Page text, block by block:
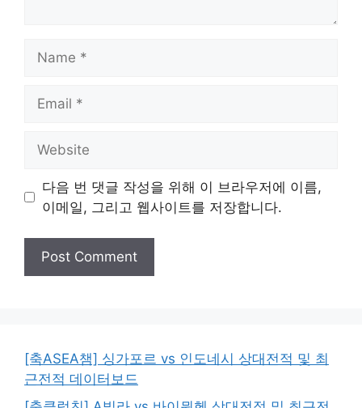
다음 번 댓글 작성을 위해 이 브라우저에 이름,
이메일, 그리고 웹사이트를 저장합니다.
[축ASEA챔] 싱가포르 vs 인도네시 상대전적 및 최
근전적 데이터보드